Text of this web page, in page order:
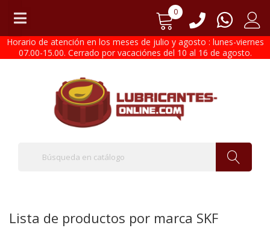
0
Horario de atención en los meses de julio y agosto : lunes-viernes
07.00-15.00. Cerrado por vacaciónes del 10 al 16 de agosto.
Lista de productos por marca SKF